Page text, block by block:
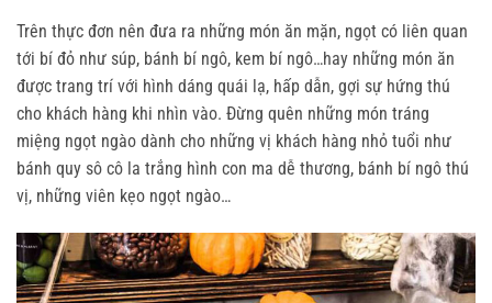
Trên thực đơn nên đưa ra những món ăn mặn, ngọt có liên quan
tới bí đỏ như súp, bánh bí ngô, kem bí ngô…hay những món ăn
được trang trí với hình dáng quái lạ, hấp dẫn, gợi sự hứng thú
cho khách hàng khi nhìn vào. Đừng quên những món tráng
miệng ngọt ngào dành cho những vị khách hàng nhỏ tuổi như
bánh quy sô cô la trắng hình con ma dễ thương, bánh bí ngô thú
vị, những viên kẹo ngọt ngào…